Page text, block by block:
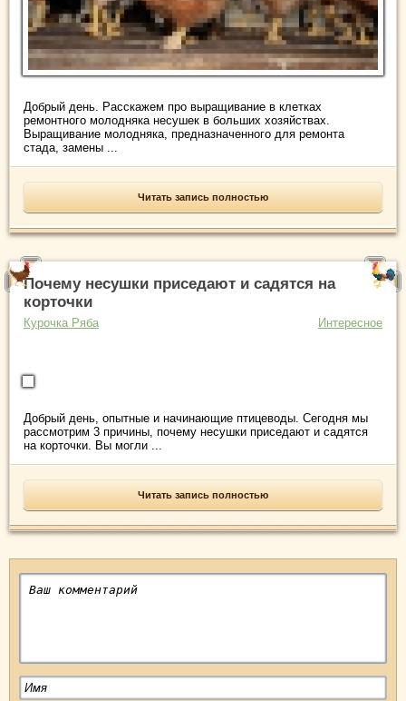
Добрый день. Расскажем про выращивание в клетках
ремонтного молодняка несушек в больших хозяйствах.
Выращивание молодняка, предназначенного для ремонта
стада, замены ...
Читать запись полностью
Почему несушки приседают и садятся на
корточки
Курочка Ряба Интересное
Добрый день, опытные и начинающие птицеводы. Сегодня мы
рассмотрим 3 причины, почему несушки приседают и садятся
на корточки. Вы могли ...
Читать запись полностью